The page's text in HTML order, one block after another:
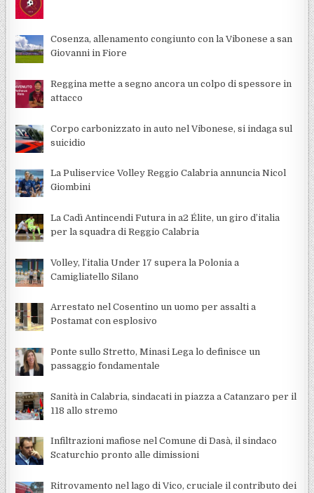
Cosenza, allenamento congiunto con la Vibonese a san
Giovanni in Fiore
Reggina mette a segno ancora un colpo di spessore in
attacco
Corpo carbonizzato in auto nel Vibonese, si indaga sul
suicidio
La Puliservice Volley Reggio Calabria annuncia Nicol
Giombini
La Cadì Antincendi Futura in a2 Élite, un giro d’italia
per la squadra di Reggio Calabria
Volley, l’italia Under 17 supera la Polonia a
Camigliatello Silano
Arrestato nel Cosentino un uomo per assalti a
Postamat con esplosivo
Ponte sullo Stretto, Minasi Lega lo definisce un
passaggio fondamentale
Sanità in Calabria, sindacati in piazza a Catanzaro per il
118 allo stremo
Infiltrazioni mafiose nel Comune di Dasà, il sindaco
Scaturchio pronto alle dimissioni
Ritrovamento nel lago di Vico, cruciale il contributo dei